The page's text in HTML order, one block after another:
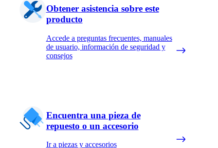
Obtener asistencia sobre este
producto
Accede a preguntas frecuentes, manuales
de usuario, información de seguridad y
consejos
Encuentra una pieza de
repuesto o un accesorio
Ir a piezas y accesorios